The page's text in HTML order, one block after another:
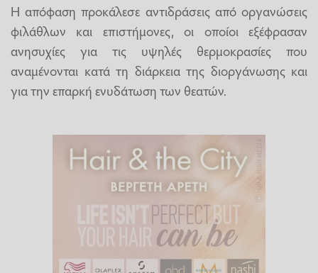
Η απόφαση προκάλεσε αντιδράσεις από οργανώσεις
φιλάθλων και επιστήμονες, οι οποίοι εξέφρασαν
ανησυχίες για τις υψηλές θερμοκρασίες που
αναμένονται κατά τη διάρκεια της διοργάνωσης και
για την επαρκή ενυδάτωση των θεατών.